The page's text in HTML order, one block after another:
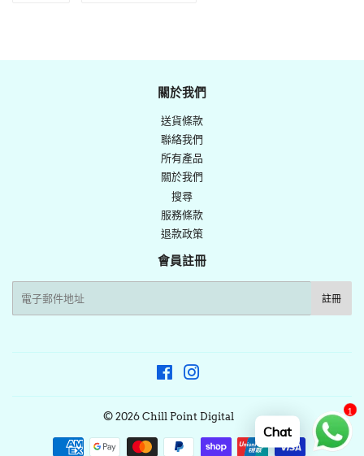
Facebook
發
佈
推
文
關於我們
送貨條款
聯絡我們
所有產品
關於我們
搜尋
服務條款
退款政策
會員註冊
電
註冊
Facebook
© 2026 Chill Point Digital
付
Chat
1